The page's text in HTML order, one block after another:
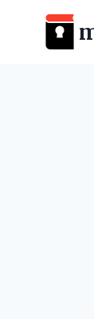
Перейти
содержимому